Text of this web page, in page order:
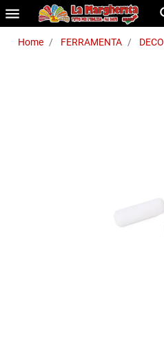
menu
Home FERRAMENTA